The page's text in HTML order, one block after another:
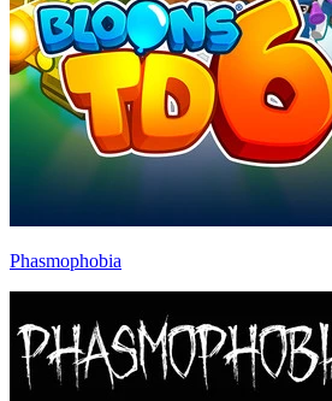
Phasmophobia